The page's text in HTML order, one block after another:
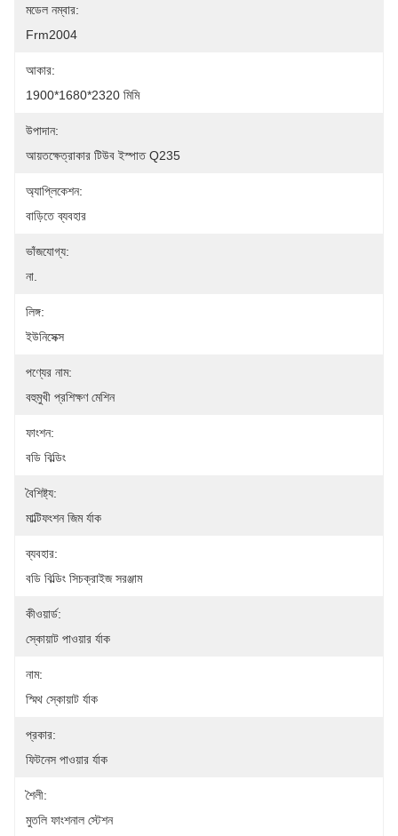
মডেল নম্বার:
Frm2004
আকার:
1900*1680*2320 মিমি
উপাদান:
আয়তক্ষেত্রাকার টিউব ইস্পাত Q235
অ্যাপ্লিকেশন:
বাড়িতে ব্যবহার
ভাঁজযোগ্য:
না.
লিঙ্গ:
ইউনিসেক্স
পণ্যের নাম:
বহুমুখী প্রশিক্ষণ মেশিন
ফাংশন:
বডি বিল্ডিং
বৈশিষ্ট্য:
মাল্টিফংশন জিম র্যাক
ব্যবহার:
বডি বিল্ডিং সিচক্রাইজ সরঞ্জাম
কীওয়ার্ড:
স্কোয়াট পাওয়ার র্যাক
নাম:
স্মিথ স্কোয়াট র্যাক
প্রকার:
ফিটনেস পাওয়ার র্যাক
শৈলী:
মুতলি ফাংশনাল স্টেশন